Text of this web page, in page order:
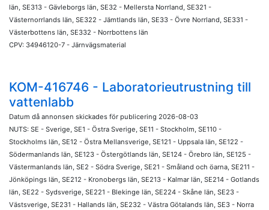
län, SE313 - Gävleborgs län, SE32 - Mellersta Norrland, SE321 -
Västernorrlands län, SE322 - Jämtlands län, SE33 - Övre Norrland, SE331 -
Västerbottens län, SE332 - Norrbottens län
CPV: 34946120-7 - Järnvägsmaterial
KOM-416746 - Laboratorieutrustning till
vattenlabb
Datum då annonsen skickades för publicering 2026-08-03
NUTS: SE - Sverige, SE1 - Östra Sverige, SE11 - Stockholm, SE110 -
Stockholms län, SE12 - Östra Mellansverige, SE121 - Uppsala län, SE122 -
Södermanlands län, SE123 - Östergötlands län, SE124 - Örebro län, SE125 -
Västermanlands län, SE2 - Södra Sverige, SE21 - Småland och öarna, SE211 -
Jönköpings län, SE212 - Kronobergs län, SE213 - Kalmar län, SE214 - Gotlands
län, SE22 - Sydsverige, SE221 - Blekinge län, SE224 - Skåne län, SE23 -
Västsverige, SE231 - Hallands län, SE232 - Västra Götalands län, SE3 - Norra